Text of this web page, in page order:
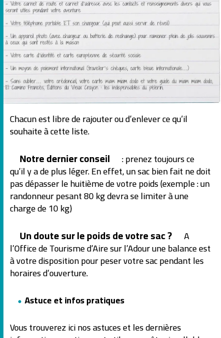
Chacun est libre de rajouter ou d’enlever ce qu’il
souhaite à cette liste.
Notre dernier conseil : prenez toujours ce
qu’il y a de plus léger. En effet, un sac bien fait ne doit
pas dépasser le huitième de votre poids (exemple : un
randonneur pesant 80 kg devra se limiter à une
charge de 10 kg)
Un doute sur le poids de votre sac ? A
l’Office de Tourisme d’Aire sur l’Adour une balance est
à votre disposition pour peser votre sac pendant les
horaires d’ouverture.
Astuce et infos pratiques
Vous trouverez ici nos astuces et les dernières